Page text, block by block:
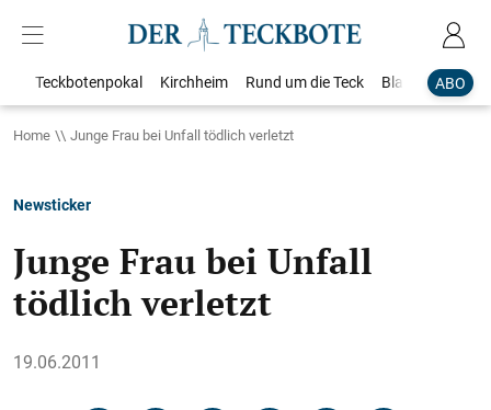
ABO
Teckbotenpokal Kirchheim Rund um die Teck Blaulicht
Home Junge Frau bei Unfall tödlich verletzt
Newsticker
Junge Frau bei Unfall
tödlich verletzt
19.06.2011